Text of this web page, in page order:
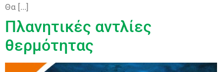
Θα [...]
Πλανητικές αντλίες
θερμότητας